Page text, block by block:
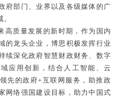
府部门、业界以及各级媒体的广
高质量发展的新时期，作为国内
的龙头企业，博思积极发挥行业
续深化政府智慧财政财务、数字
应用创新，结合人工智能、云
先的政府+互联网服务，助推政
网络强国建设目标，助力中国式